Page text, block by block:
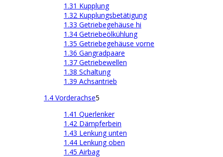
1.31 Kupplung
1.32 Kupplungsbetätigung
1.33 Getriebegehäuse hi
1.34 Getriebeölkühlung
1.35 Getriebegehäuse vorne
1.36 Gangradpaare
1.37 Getriebewellen
1.38 Schaltung
1.39 Achsantrieb
1.4 Vorderachse5
1.41 Querlenker
1.42 Dämpferbein
1.43 Lenkung unten
1.44 Lenkung oben
1.45 Airbag